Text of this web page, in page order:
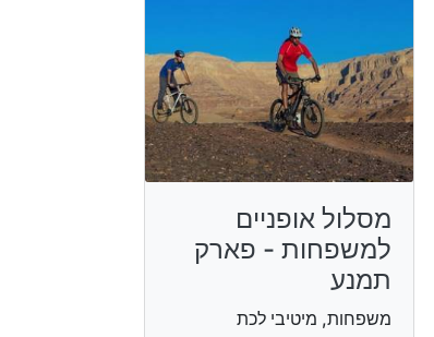
מסלול אופניים
למשפחות - פארק
תמנע
משפחות, מיטיבי לכת